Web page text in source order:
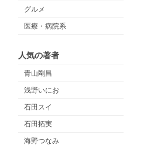
グルメ
医療・病院系
人気の著者
青山剛昌
浅野いにお
石田スイ
石田拓実
海野つなみ